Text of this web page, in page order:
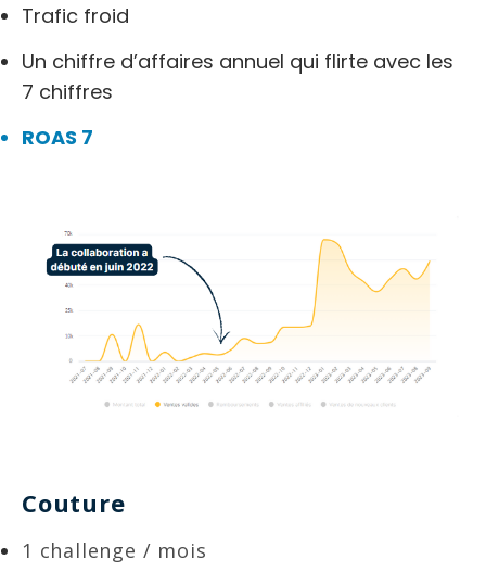
Trafic froid
Un chiffre d’affaires annuel qui flirte avec les
7 chiffres
ROAS 7
Couture
1 challenge / mois